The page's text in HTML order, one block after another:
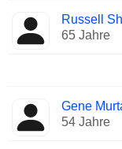
Russell
65 Jahre
Gene
54 Jahre